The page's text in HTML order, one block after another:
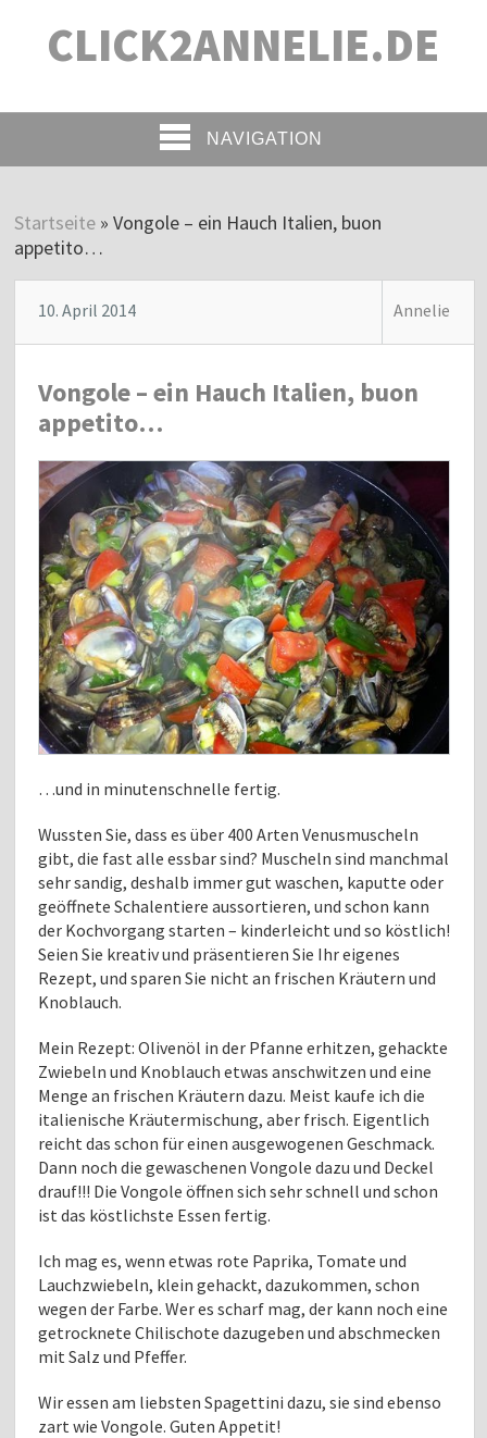
CLICK2ANNELIE.DE
NAVIGATION
Startseite »Vongole – ein Hauch Italien, buon
appetito…
10. April 2014 Annelie
Vongole – ein Hauch Italien, buon
appetito…
…und in minutenschnelle fertig.
Wussten Sie, dass es über 400 Arten Venusmuscheln
gibt, die fast alle essbar sind? Muscheln sind manchmal
sehr sandig, deshalb immer gut waschen, kaputte oder
geöffnete Schalentiere aussortieren, und schon kann
der Kochvorgang starten – kinderleicht und so köstlich!
Seien Sie kreativ und präsentieren Sie Ihr eigenes
Rezept, und sparen Sie nicht an frischen Kräutern und
Knoblauch.
Mein Rezept: Olivenöl in der Pfanne erhitzen, gehackte
Zwiebeln und Knoblauch etwas anschwitzen und eine
Menge an frischen Kräutern dazu. Meist kaufe ich die
italienische Kräutermischung, aber frisch. Eigentlich
reicht das schon für einen ausgewogenen Geschmack.
Dann noch die gewaschenen Vongole dazu und Deckel
drauf!!! Die Vongole öffnen sich sehr schnell und schon
ist das köstlichste Essen fertig.
Ich mag es, wenn etwas rote Paprika, Tomate und
Lauchzwiebeln, klein gehackt, dazukommen, schon
wegen der Farbe. Wer es scharf mag, der kann noch eine
getrocknete Chilischote dazugeben und abschmecken
mit Salz und Pfeffer.
Wir essen am liebsten Spagettini dazu, sie sind ebenso
zart wie Vongole. Guten Appetit!